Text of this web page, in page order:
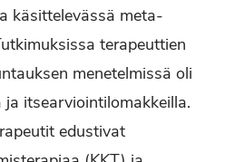
käsittelevässä meta-
terapeuttien
menetelmissä oli
itsearviointilomakkeilla.
edustivat